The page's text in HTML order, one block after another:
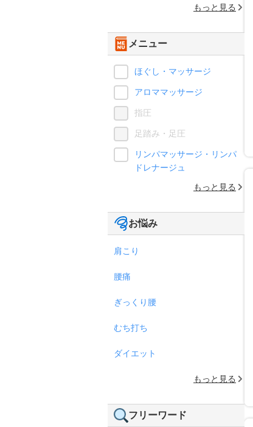
もっと見る
メニュー
ほぐし・マッサージ
アロママッサージ
指圧
足踏み・足圧
リンパマッサージ・リンパ
ドレナージュ
もっと見る
お悩み
肩こり
腰痛
ぎっくり腰
むち打ち
ダイエット
もっと見る
フリーワード